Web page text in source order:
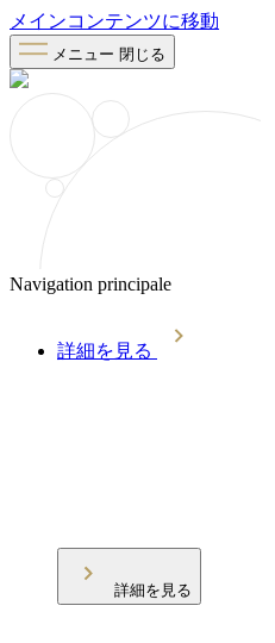
メインコンテンツに移動
メニュー 閉じる
Navigation principale
詳細を見る
詳細を見る